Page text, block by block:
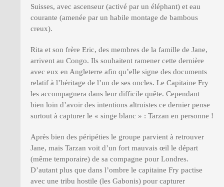
Suisses, avec ascenseur (activé par un éléphant) et eau
courante (amenée par un habile montage de bambous
creux).
Rita et son frère Eric, des membres de la famille de Jane,
arrivent au Congo. Ils souhaitent ramener cette dernière
avec eux en Angleterre afin qu’elle signe des documents
relatif à l’héritage de l’un de ses oncles. Le Capitaine Fry
les accompagnera dans leur difficile quête. Cependant
bien loin d’avoir des intentions altruistes ce dernier pense
surtout à capturer le « singe blanc » : Tarzan en personne !
Après bien des péripéties le groupe parvient à retrouver
Jane, mais Tarzan voit d’un fort mauvais œil le départ
(même temporaire) de sa compagne pour Londres.
D’autant plus que dans l’ombre le capitaine Fry pactise
avec une tribu hostile (les Gabonis) pour capturer